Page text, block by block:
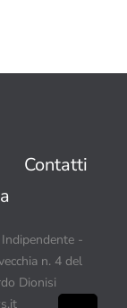
Contatti
-
n. 4 del
Dionisi